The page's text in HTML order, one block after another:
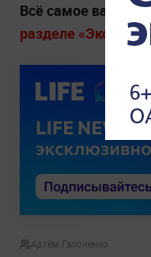
Всё самое важное
разделе
Артём Гапоненко